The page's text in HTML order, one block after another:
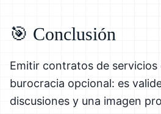
🎯 Conclusión
Emitir contratos de
burocracia opcional: es
discusiones y una imagen